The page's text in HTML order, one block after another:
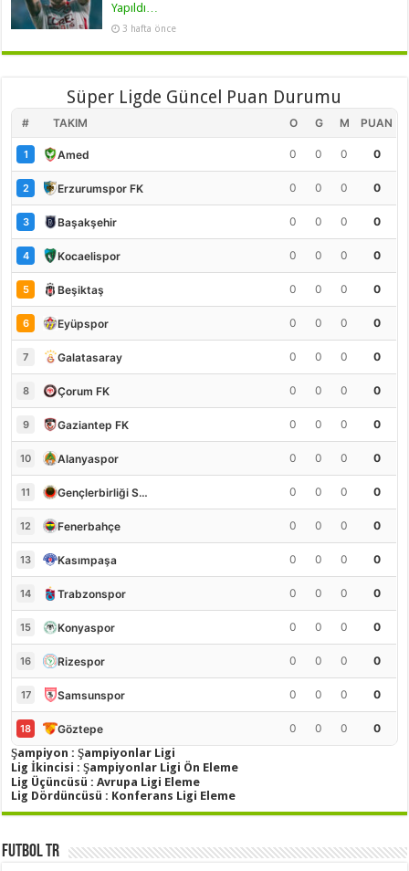
Yapıldı…
3 hafta önce
Süper Ligde Güncel Puan Durumu
# TAKIM O G M PUAN
1 Amed 0 0 0 0
2 Erzurumspor FK 0 0 0 0
3 Başakşehir 0 0 0 0
4 Kocaelispor 0 0 0 0
5 Beşiktaş 0 0 0 0
6 Eyüpspor 0 0 0 0
7 Galatasaray 0 0 0 0
8 Çorum FK 0 0 0 0
9 Gaziantep FK 0 0 0 0
10 Alanyaspor 0 0 0 0
11 Gençlerbirliği S.K. 0 0 0 0
12 Fenerbahçe 0 0 0 0
13 Kasımpaşa 0 0 0 0
14 Trabzonspor 0 0 0 0
15 Konyaspor 0 0 0 0
16 Rizespor 0 0 0 0
17 Samsunspor 0 0 0 0
18 Göztepe 0 0 0
0
Şampiyon : Şampiyonlar Ligi
Lig İkincisi : Şampiyonlar Ligi Ön Eleme
Lig Üçüncüsü : Avrupa Ligi Eleme
Lig Dördüncüsü : Konferans Ligi Eleme
Futbol TR